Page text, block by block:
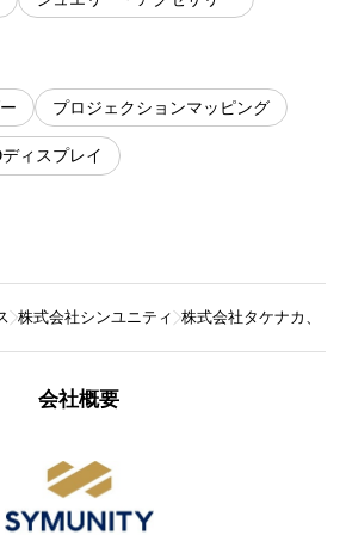
プロジェクションマッピング
ィスプレイ
株式会社シンユニティ 株式会社タケナカ、「
会社概要